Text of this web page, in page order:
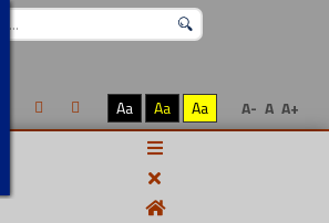
Aa Aa Aa A- A A+